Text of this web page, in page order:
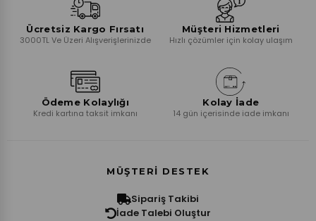
Ücretsiz Kargo Fırsatı
3000TL Ve Üzeri Alışverişlerinizde
Müşteri Hizmetleri
Hızlı çözümler için kolay ulaşım
Ödeme Kolaylığı
Kredi kartına taksit imkanı
Kolay İade
14 gün içerisinde iade imkanı
MÜŞTERI DESTEK
Sipariş Takibi
İade Talebi Oluştur